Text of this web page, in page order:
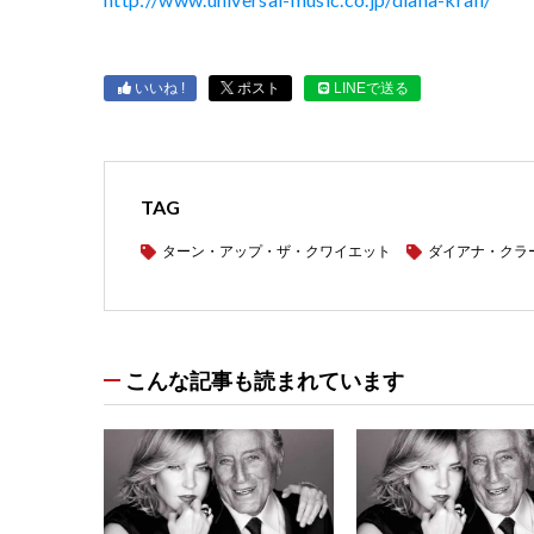
いいね ! ポスト LINEで送る
TAG
ターン・アップ・ザ・クワイエット ダイアナ・クラ
こんな記事も読まれています